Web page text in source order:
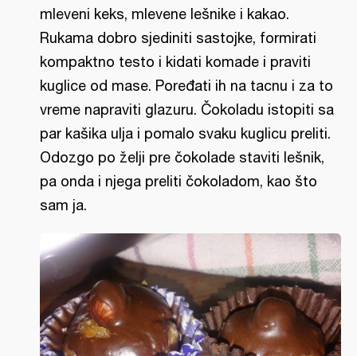
mleveni keks, mlevene lešnike i kakao.
Rukama dobro sjediniti sastojke, formirati
kompaktno testo i kidati komade i praviti
kuglice od mase. Poređati ih na tacnu i za to
vreme napraviti glazuru. Čokoladu istopiti sa
par kašika ulja i pomalo svaku kuglicu preliti.
Odozgo po želji pre čokolade staviti lešnik,
pa onda i njega preliti čokoladom, kao što
sam ja.